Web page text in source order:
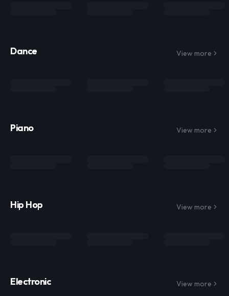
Dance View more
Piano View more
Hip Hop View more
Electronic View more